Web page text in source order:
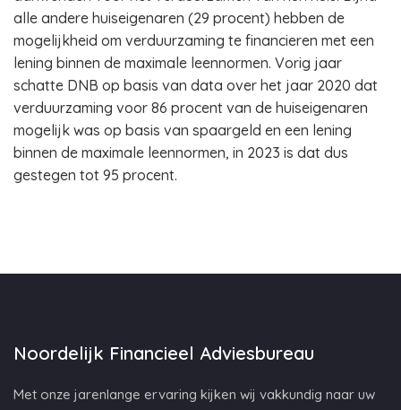
alle andere huiseigenaren (29 procent) hebben de
mogelijkheid om verduurzaming te financieren met een
lening binnen de maximale leennormen. Vorig jaar
schatte DNB op basis van data over het jaar 2020 dat
verduurzaming voor 86 procent van de huiseigenaren
mogelijk was op basis van spaargeld en een lening
binnen de maximale leennormen, in 2023 is dat dus
gestegen tot 95 procent.
Noordelijk Financieel Adviesbureau
Met onze jarenlange ervaring kijken wij vakkundig naar uw